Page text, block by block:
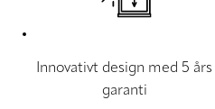
Innovativt design med 5 års
garanti